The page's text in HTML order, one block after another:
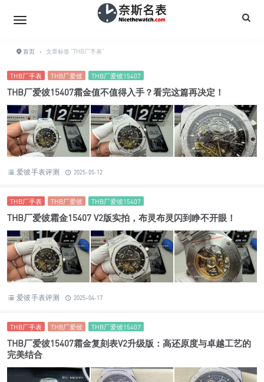
首页 › 文章标签 "THB厂手表"
THB厂手表 THB厂爱彼 THB厂爱彼15407
THB厂爱彼15407霜金值不值得入手？看完这篇再决定！
爱彼手表评测 2025-05-12
THB厂手表 THB厂爱彼 THB厂爱彼15407
THB厂爱彼霜金15407 V2版实拍，布灵布灵闪到睁不开眼！
爱彼手表评测 2025-04-17
THB厂手表 THB厂爱彼 THB厂爱彼15407
THB厂爱彼15407霜金复刻表V2升级版：高还原度与卓越工艺的
完美结合